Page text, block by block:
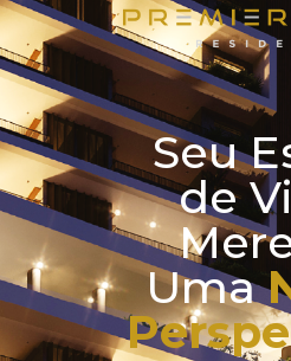
Seu
de
Uma